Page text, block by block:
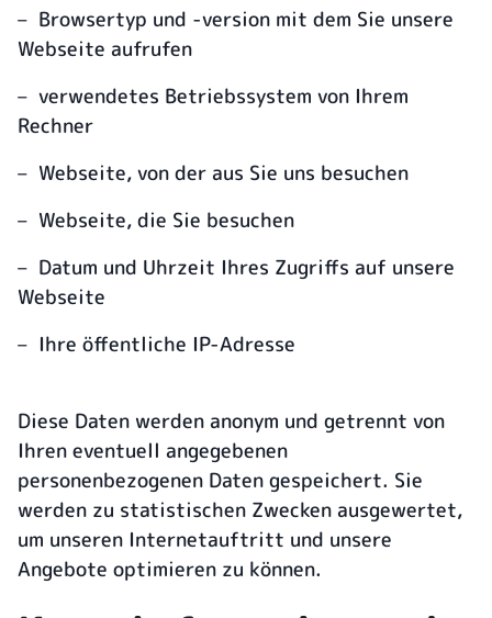
– Browsertyp und -version mit dem Sie unsere
Webseite aufrufen
– verwendetes Betriebssystem von Ihrem
Rechner
– Webseite, von der aus Sie uns besuchen
– Webseite, die Sie besuchen
– Datum und Uhrzeit Ihres Zugriffs auf unsere
Webseite
– Ihre öffentliche IP-Adresse
Diese Daten werden anonym und getrennt von
Ihren eventuell angegebenen
personenbezogenen Daten gespeichert. Sie
werden zu statistischen Zwecken ausgewertet,
um unseren Internetauftritt und unsere
Angebote optimieren zu können.